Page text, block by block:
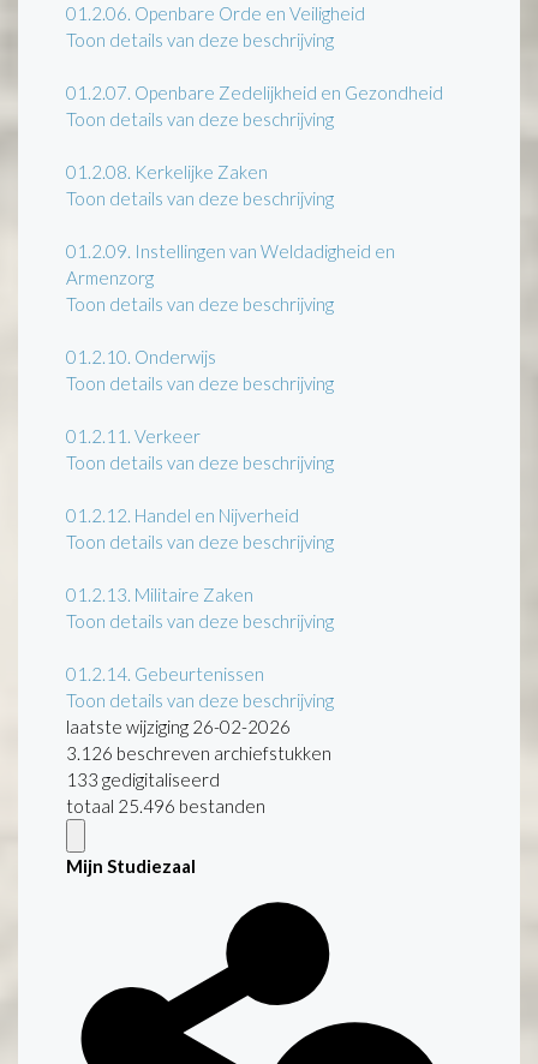
01.2.06. Openbare Orde en Veiligheid
Toon details van deze beschrijving
01.2.07. Openbare Zedelijkheid en Gezondheid
Toon details van deze beschrijving
01.2.08. Kerkelijke Zaken
Toon details van deze beschrijving
01.2.09. Instellingen van Weldadigheid en
Armenzorg
Toon details van deze beschrijving
01.2.10. Onderwijs
Toon details van deze beschrijving
01.2.11. Verkeer
Toon details van deze beschrijving
01.2.12. Handel en Nijverheid
Toon details van deze beschrijving
01.2.13. Militaire Zaken
Toon details van deze beschrijving
01.2.14. Gebeurtenissen
Toon details van deze beschrijving
laatste wijziging 26-02-2026
3.126 beschreven archiefstukken
133 gedigitaliseerd
totaal 25.496 bestanden
Mijn Studiezaal